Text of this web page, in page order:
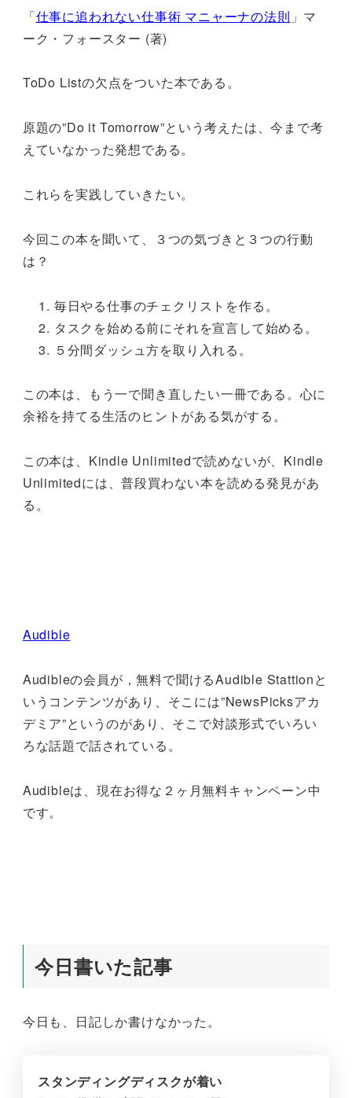
「仕事に追われない仕事術 マニャーナの法則 」マ
ーク・フォースター (著)
ToDo Listの欠点をついた本である。
原題の”Do it Tomorrow”という考えたは、今まで考
えていなかった発想である。
これらを実践していきたい。
今回この本を聞いて、３つの気づきと３つの行動
は？
毎日やる仕事のチェクリストを作る。
タスクを始める前にそれを宣言して始める。
５分間ダッシュ方を取り入れる。
この本は、もう一で聞き直したい一冊である。心に
余裕を持てる生活のヒントがある気がする。
この本は、Kindle Unlimitedで読めないが、Kindle
Unlimitedには、普段買わない本を読める発見があ
る。
Audible
Audibleの会員が，無料で聞けるAudible Stattionと
いうコンテンツがあり、そこには”NewsPicksアカ
デミア”というのがあり、そこで対談形式でいろい
ろな話題で話されている。
Audibleは、現在お得な２ヶ月無料キャンペーン中
です。
今日書いた記事
今日も、日記しか書けなかった。
スタンディングディスクが着い